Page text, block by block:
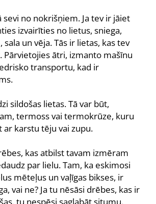
sevi no nokrišņiem. Ja tev ir jāiet
izvairīties no lietus, sniega,
sala un vēja. Tās ir lietas, kas tev
Pārvietojies ātri, izmanto mašīnu
transportu, kad ir
sildošas lietas. Tā var būt,
termoss vai termokrūze, kuru
ar karstu tēju vai zupu.
kas atbilst tavam izmēram
par lielu. Tam, ka eskimosi
mēteļus un vaļīgas bikses, ir
vai ne? Ja tu nēsāsi drēbes, kas ir
tu nespēsi saglabāt situmu.